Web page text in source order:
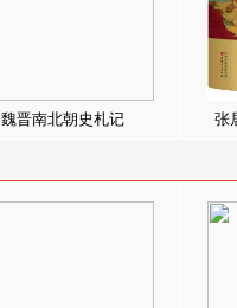
魏晋南北朝史札记 张